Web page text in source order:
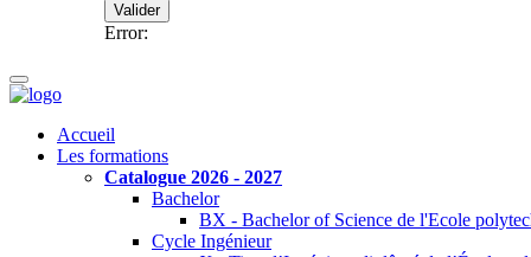
Valider
Error:
Accueil
Les formations
Catalogue 2026 - 2027
Bachelor
BX - Bachelor of Science de l'Ecole
Cycle Ingénieur